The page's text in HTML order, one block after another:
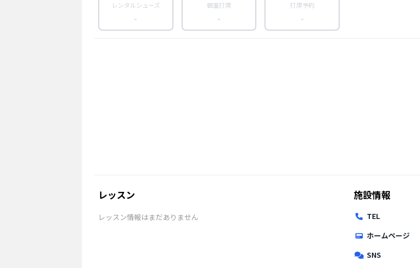
レンタルシューズ
-
個室打席
-
打席予約
-
レッスン
レッスン情報はまだありません
施設情報
TEL
ホームページ
SNS